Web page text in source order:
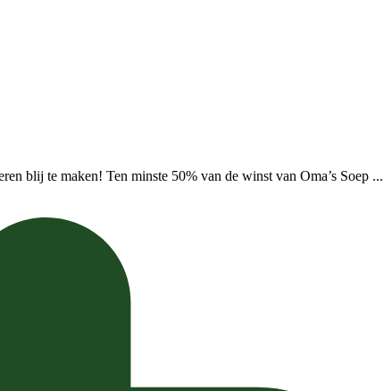
blij te maken! Ten minste 50% van de winst van Oma’s Soep ...